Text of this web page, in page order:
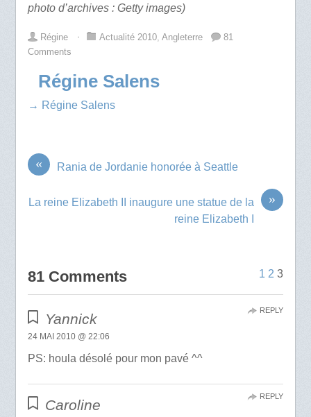
photo d’archives : Getty images)
Régine ⋅ Actualité 2010, Angleterre
81
Comments
Régine Salens
→ Régine Salens
« Rania de Jordanie honorée à Seattle
»
La reine Elizabeth II inaugure une statue de la
reine Elizabeth I
81 Comments 1 2 3
Yannick
24 MAI 2010 @ 22:06
PS: houla désolé pour mon pavé ^^
REPLY
Caroline
REPLY